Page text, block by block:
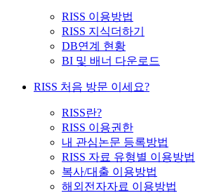
RISS 이용방법
RISS 지식더하기
DB연계 현황
BI 및 배너 다운로드
RISS 처음 방문 이세요?
RISS란?
RISS 이용권한
내 관심논문 등록방법
RISS 자료 유형별 이용방법
복사/대출 이용방법
해외전자자료 이용방법